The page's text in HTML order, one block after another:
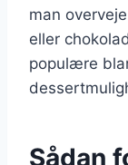
man
eller
populære
Sådan